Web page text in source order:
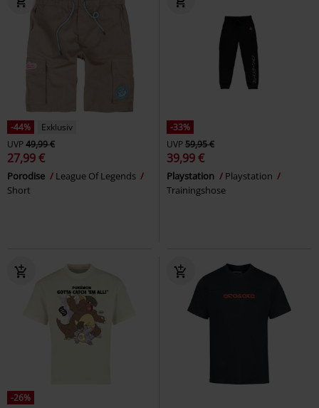
-44%
Exklusiv
UVP49,99 €
27,99 €
Porodise
League Of Legends
Short
-33%
UVP59,95 €
39,99 €
Playstation
Playstation
Trainingshose
-26%